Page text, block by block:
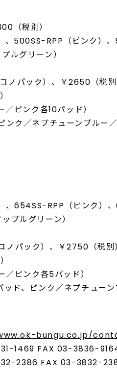
（税別）
、500SS-RPP（ピンク）
ルグリーン）
パック）、￥2650（税別
ピンク各10パッド）
ンク／ネプチューンブルー
、654SS-RPP（ピンク）
プルグリーン）
パック）、￥2750（税別
／ピンク各5パッド）
ド、ピンク／ネプチュー
bungu.co.jp/
1469 FAX 03-3836-
2386 FAX 03-3832-